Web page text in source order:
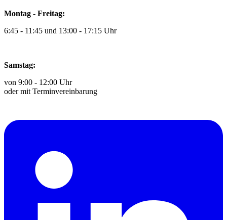
Montag - Freitag:
6:45 - 11:45 und 13:00 - 17:15 Uhr
Samstag:
von 9:00 - 12:00 Uhr
oder mit Terminvereinbarung